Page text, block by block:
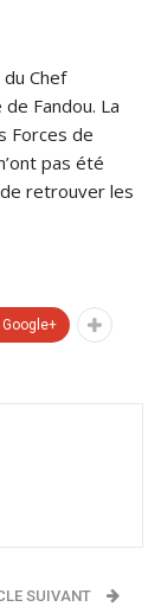
Chef
Fandou. La
Forces de
pas été
retrouver les
Google+
SUIVANT